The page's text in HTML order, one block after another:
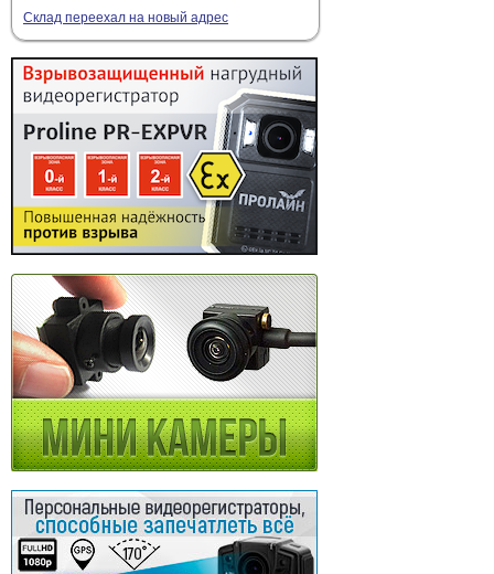
Склад переехал на новый адрес